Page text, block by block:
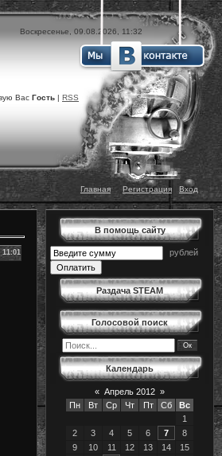
Воскресенье, 09.08.2026, 11:32
Вас Гость | RSS
Главная| Регистрация Вход
11:01
В помощь сайту
рублей
Раздача STEAM
Голосовой поиск
Календарь
« Апрель 2012 »
Пн
Вт Ср Чт Пт Сб
Вс
1
2
3 4 5 6 7
8
9
10 11 12 13 14
15